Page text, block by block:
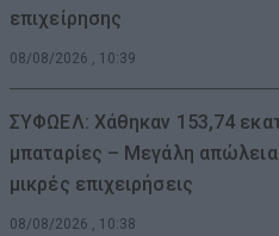
επιχείρησης
08/08/2026 , 10:39
ΣΥΦΩΕΛ: Χάθηκαν 153,74
μπαταρίες – Μεγάλη απώλεια
μικρές επιχειρήσεις
08/08/2026 , 10:38